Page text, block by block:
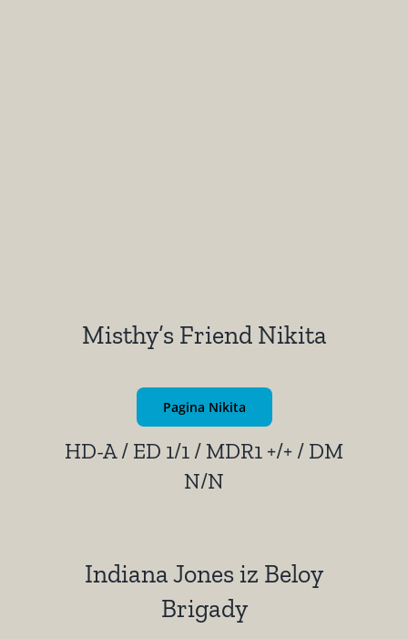
Misthy’s Friend Nikita
Pagina Nikita
HD-A / ED 1/1 / MDR1 +/+ / DM
N/N
Indiana Jones iz Beloy
Brigady